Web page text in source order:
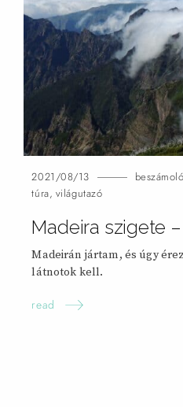
2021/08/13 beszámoló
túra, világutazó
Madeira szigete
Madeirán jártam, és úgy
látnotok kell.
read